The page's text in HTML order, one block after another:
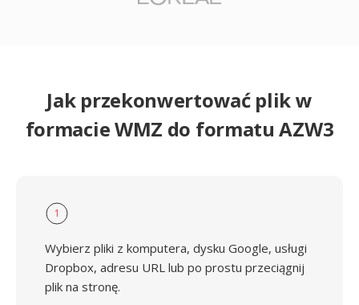
Jak przekonwertować plik w
formacie WMZ do formatu AZW3
1
Wybierz pliki z komputera, dysku Google, usługi
Dropbox, adresu URL lub po prostu przeciągnij
plik na stronę.